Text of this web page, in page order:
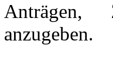
Anträgen,
anzugeben.